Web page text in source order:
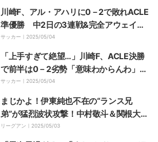
のシュートやん」「凄すぎない？」
川崎F、アル・アハリに0－2で敗れACLE
準優勝 中2日の3連戦&完全アウェイの
逆境を跳ね返せず 死力尽くした選手た
ちの目には涙
サッカー｜ 2025/05/04
「上手すぎて絶望…」川崎F、ACLE決勝
で前半は0－2劣勢「意味わからんわ」
「誰が止められるんですか？」先制点は
アル・アハリFWのスーパーミドル
サッカー｜ 2025/05/04
まじかよ！伊東純也不在の“ランス兄
弟”が猛烈波状攻撃！中村敬斗＆関根大輝
の“弟”コンビが連続シュートでゴール強
襲の瞬間
リーグアン｜ 2025/05/03